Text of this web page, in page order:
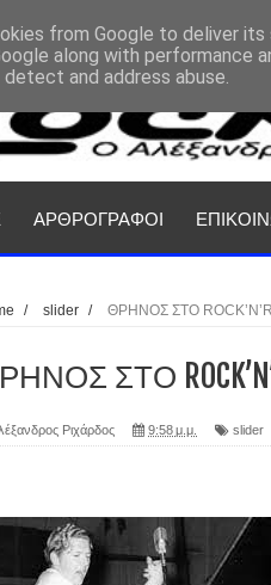
ΑΡΘΡΟΓΡΑΦΟΙ
/ slider / ΘΡΗΝΟΣ ΣΤΟ
ΣΤΟ
Ριχάρδος 9:58 μ.μ. slider
from Google to deliver
along with performance
and address abuse.